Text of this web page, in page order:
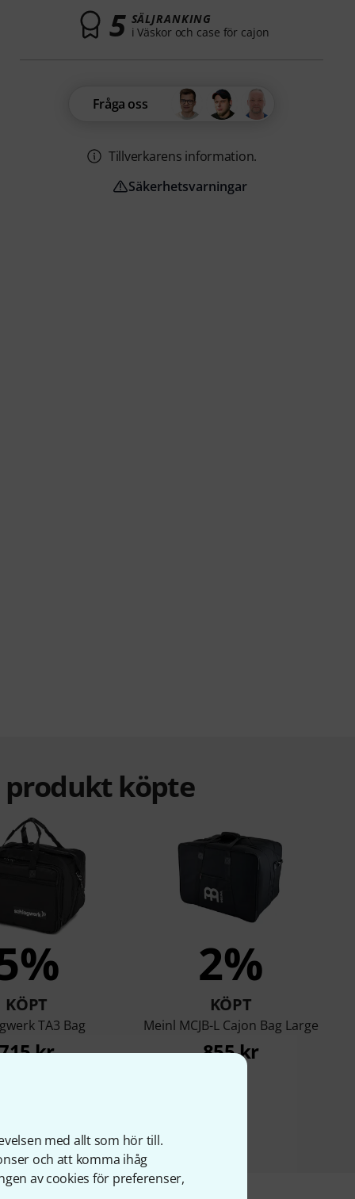
med allt som hör till.
och att komma ihåg
av cookies för preferenser,
5 SÄLJRANKING
i Väskor och case för cajon
Fråga oss
Tillverkarens information.
Säkerhetsvarningar
produkt köpte
KÖPT
TA3 Bag
kr
2%
KÖPT
Meinl MCJB-L Cajon Bag Large
855 kr